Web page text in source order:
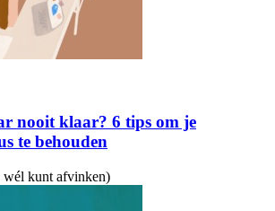
nooit klaar? 6 tips om je
te behouden
wél kunt afvinken)